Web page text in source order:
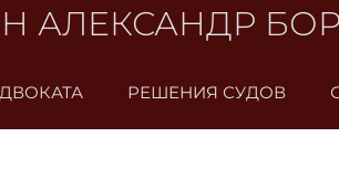
АЛЕКСАНДР
РЕШЕНИЯ СУДОВ